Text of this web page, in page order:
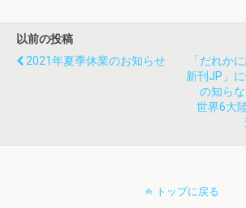
以前の投稿
2021年夏季休業のお知らせ
「だれか
新刊JP」
の知ら
世界6大
トップに戻る